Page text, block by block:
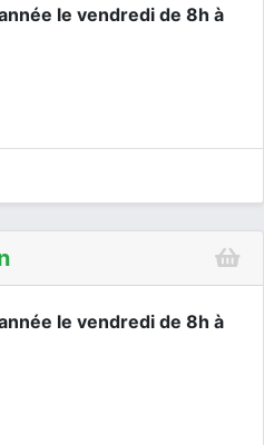
le vendredi de 8h à
le vendredi de 8h à